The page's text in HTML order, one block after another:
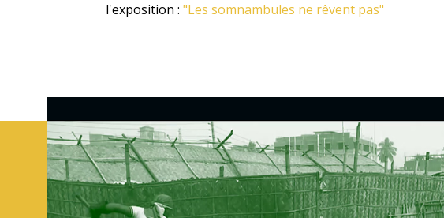
l'exposition :"Les somnambules ne rêvent pas"